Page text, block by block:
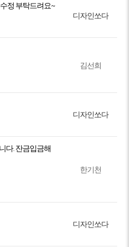
정 부탁드려요~
디자인쏘다
김선희
디자인쏘다
다. 잔금입금해
한기천
디자인쏘다